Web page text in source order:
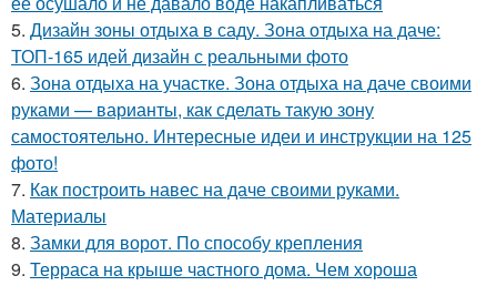
5. Дизайн зоны отдыха в саду. Зона отдыха на даче:
ТОП-165 идей дизайн с реальными фото
6. Зона отдыха на участке. Зона отдыха на даче своими
руками — варианты, как сделать такую зону
самостоятельно. Интересные идеи и инструкции на 125
фото!
7. Как построить навес на даче своими руками.
Материалы
8. Замки для ворот. По способу крепления
9. Терраса на крыше частного дома. Чем хороша